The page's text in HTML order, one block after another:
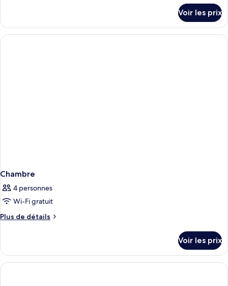
le
type
de
Voir les prix
Chambre
4 personnes
Wi-Fi gratuit
Plus de détails
Plus
le
type
de
Voir les prix